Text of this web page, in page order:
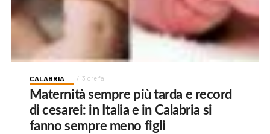
CALABRIA 3 ore fa
Maternità sempre più tarda e record
di cesarei: in Italia e in Calabria si
fanno sempre meno figli